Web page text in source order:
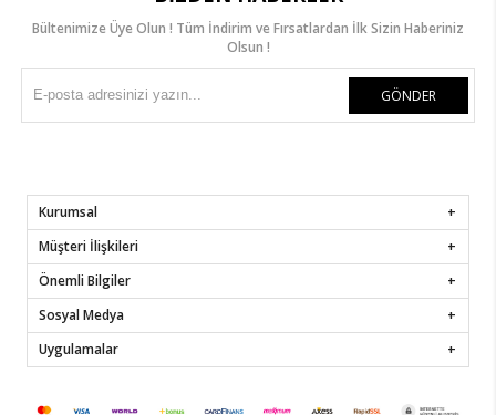
Bültenimize Üye Olun ! Tüm İndirim ve Fırsatlardan İlk Sizin Haberiniz
Olsun !
GÖNDER
Kurumsal
Müşteri İlişkileri
Önemli Bilgiler
Sosyal Medya
Uygulamalar